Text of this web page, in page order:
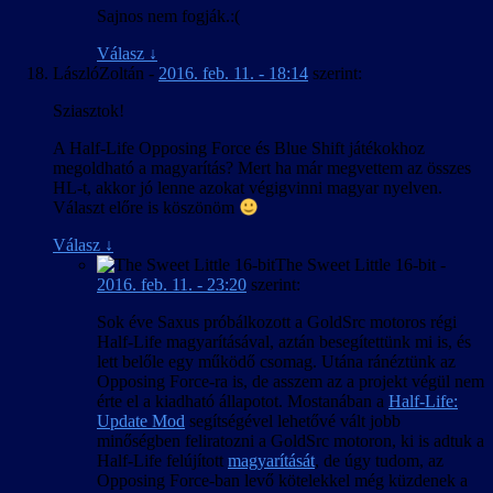
Sajnos nem fogják.:(
Válasz ↓
LászlóZoltán - 2016. feb. 11. - 18:14 szerint:
Sziasztok!
A Half-Life Opposing Force és Blue Shift játékokhoz
megoldható a magyarítás? Mert ha már megvettem az összes
HL-t, akkor jó lenne azokat végigvinni magyar nyelven.
Választ előre is köszönöm
Válasz ↓
The Sweet Little 16-bit -
2016. feb. 11. - 23:20 szerint:
Sok éve Saxus próbálkozott a GoldSrc motoros régi
Half-Life magyarításával, aztán besegítettünk mi is, és
lett belőle egy működő csomag. Utána ránéztünk az
Opposing Force-ra is, de asszem az a projekt végül nem
érte el a kiadható állapotot. Mostanában a Half-Life:
Update Mod segítségével lehetővé vált jobb
minőségben feliratozni a GoldSrc motoron, ki is adtuk a
Half-Life felújított magyarítását, de úgy tudom, az
Opposing Force-ban levő kötelekkel még küzdenek a